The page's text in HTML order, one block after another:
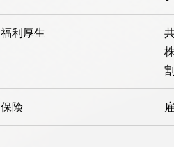
福利厚生
保険